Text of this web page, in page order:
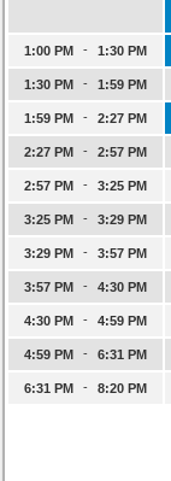
1:00 PM - 1:30 PM
1:30 PM - 1:59 PM
1:59 PM - 2:27 PM
2:27 PM - 2:57 PM
2:57 PM - 3:25 PM
3:25 PM - 3:29 PM
3:29 PM - 3:57 PM
3:57 PM - 4:30 PM
4:30 PM - 4:59 PM
4:59 PM - 6:31 PM
6:31 PM - 8:20 PM